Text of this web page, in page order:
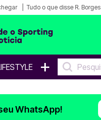
Tudo o que disse R. Borges
+
WhatsApp!